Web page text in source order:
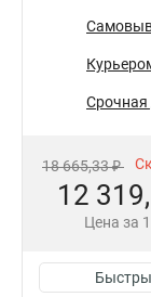
Срочная
18 665,33 ₽
12
Цена за